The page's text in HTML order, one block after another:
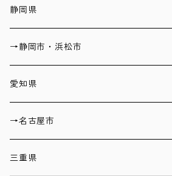
静岡県
→静岡市・浜松市
愛知県
→名古屋市
三重県